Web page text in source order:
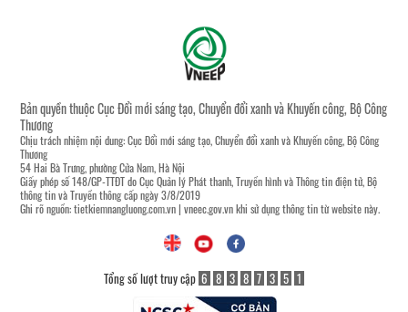
Bản quyền thuộc Cục Đổi mới sáng tạo, Chuyển đổi xanh và Khuyến công, Bộ Công
Thương
Chịu trách nhiệm nội dung: Cục Đổi mới sáng tạo, Chuyển đổi xanh và Khuyến công, Bộ Công
Thương
54 Hai Bà Trưng, phường Cửa Nam, Hà Nội
Giấy phép số 148/GP-TTĐT do Cục Quản lý Phát thanh, Truyền hình và Thông tin điện tử, Bộ
thông tin và Truyền thông cấp ngày 3/8/2019
Ghi rõ nguồn:tietkiemnangluong.com.vn| vneec.gov.vnkhi sử dụng thông tin từ website này.
Tổng số lượt truy cập 6 8 3 8 7 3 5 1